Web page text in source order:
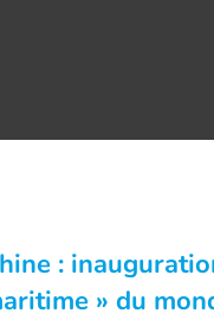
:
» du